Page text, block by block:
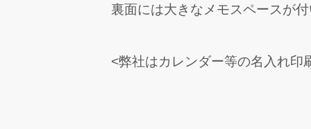
裏面には大きなメモスペースが
<弊社はカレンダー等の名入れ印